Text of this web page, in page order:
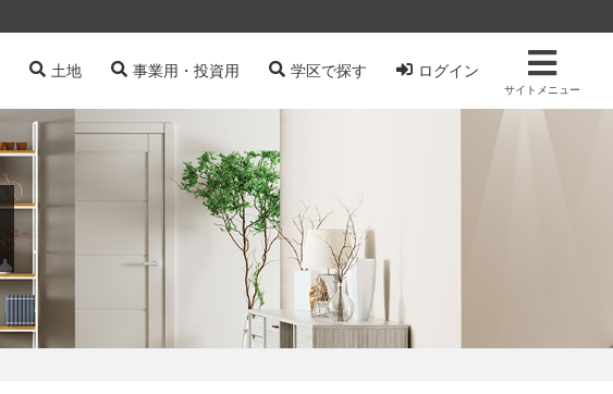
土地 事業用・投資用 学区で探す ログイン
サイトメニュー